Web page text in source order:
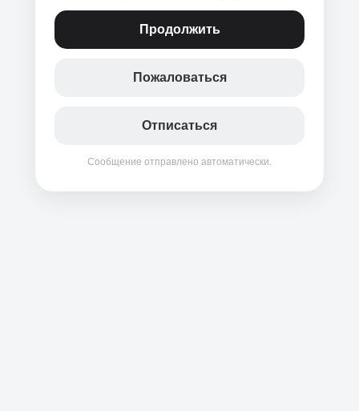
Продолжить
Пожаловаться
Отписаться
Сообщение отправлено автоматически.